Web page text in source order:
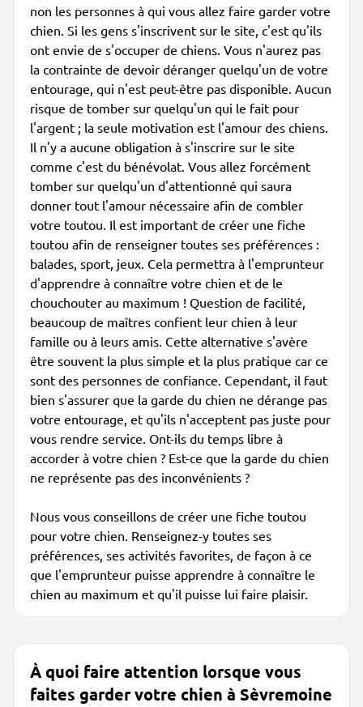
non les personnes à qui vous allez faire garder votre
chien. Si les gens s'inscrivent sur le site, c'est qu'ils
ont envie de s'occuper de chiens. Vous n'aurez pas
la contrainte de devoir déranger quelqu'un de votre
entourage, qui n'est peut-être pas disponible. Aucun
risque de tomber sur quelqu'un qui le fait pour
l'argent ; la seule motivation est l'amour des chiens.
Il n'y a aucune obligation à s'inscrire sur le site
comme c'est du bénévolat. Vous allez forcément
tomber sur quelqu'un d'attentionné qui saura
donner tout l'amour nécessaire afin de combler
votre toutou. Il est important de créer une fiche
toutou afin de renseigner toutes ses préférences :
balades, sport, jeux. Cela permettra à l'emprunteur
d'apprendre à connaître votre chien et de le
chouchouter au maximum ! Question de facilité,
beaucoup de maîtres confient leur chien à leur
famille ou à leurs amis. Cette alternative s'avère
être souvent la plus simple et la plus pratique car ce
sont des personnes de confiance. Cependant, il faut
bien s'assurer que la garde du chien ne dérange pas
votre entourage, et qu'ils n'acceptent pas juste pour
vous rendre service. Ont-ils du temps libre à
accorder à votre chien ? Est-ce que la garde du chien
ne représente pas des inconvénients ?
Nous vous conseillons de créer une fiche toutou
pour votre chien. Renseignez-y toutes ses
préférences, ses activités favorites, de façon à ce
que l'emprunteur puisse apprendre à connaître le
chien au maximum et qu'il puisse lui faire plaisir.
À quoi faire attention lorsque vous
faites garder votre chien à Sèvremoine